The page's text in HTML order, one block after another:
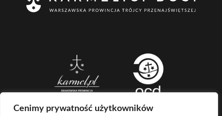
Cenimy prywatność użytkowników